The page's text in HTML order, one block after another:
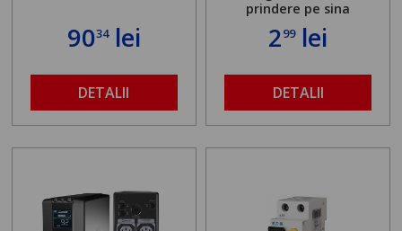
9034lei
DETALII
prindere pe sina
299lei
DETALII